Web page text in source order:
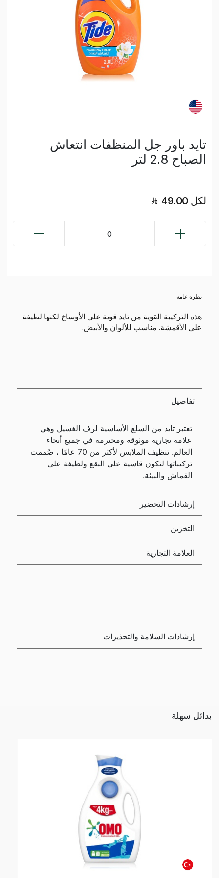
تايد باور جل المنظفات انتعاش
الصباح 2.8 لتر
49.00 لكل
0
نظرة عامة
هذه التركيبة القوية من تايد قوية على الأوساخ لكنها لطيفة
على الأقمشة. مناسب للألوان والأبيض.
تفاصيل
تعتبر تايد من السلع الأساسية لرف الغسيل وهي
علامة تجارية موثوقة ومحترمة في جميع أنحاء
العالم. تنظيف الملابس لأكثر من 70 عامًا ، صُممت
تركيباتها لتكون قاسية على البقع ولطيفة على
القماش والبيئة.
إرشادات التحضير
التخزين
العلامة التجارية
إرشادات السلامة والتحذيرات
بدائل سهلة